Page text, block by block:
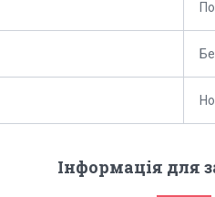
Інформація для